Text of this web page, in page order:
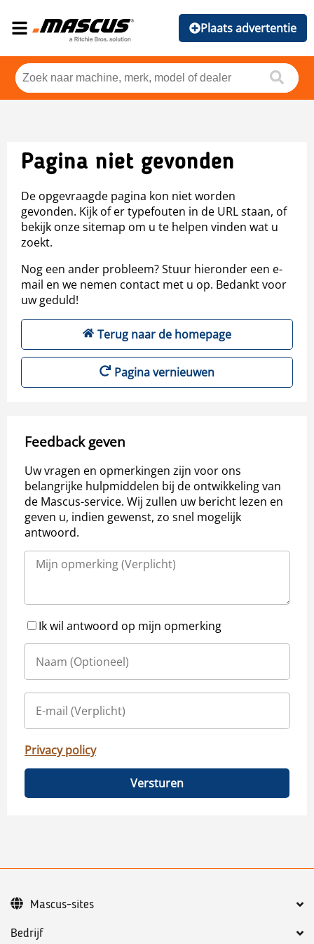
Plaats advertentie
Pagina niet gevonden
De opgevraagde pagina kon niet worden
gevonden. Kijk of er typefouten in de URL staan, of
bekijk onze sitemap om u te helpen vinden wat u
zoekt.
Nog een ander probleem? Stuur hieronder een e-
mail en we nemen contact met u op. Bedankt voor
uw geduld!
Terug naar de homepage
Pagina vernieuwen
Feedback geven
Uw vragen en opmerkingen zijn voor ons
belangrijke hulpmiddelen bij de ontwikkeling van
de Mascus-service. Wij zullen uw bericht lezen en
geven u, indien gewenst, zo snel mogelijk
antwoord.
Ik wil antwoord op mijn opmerking
Privacy policy
Versturen
Bedrijf
Mascus-sites